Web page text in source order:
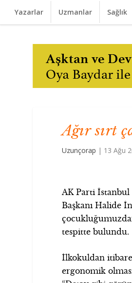
Yazarlar Uzmanlar Sağlık
Ağır sırt
Uzunçorap | 13 Ağu
AK Parti
Başkanı Halide
tespitte bulundu.
İlkokuldan
ergonomik